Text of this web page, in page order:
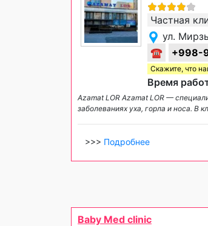
Частная
ул.
☎
+998-
Скажите, что
Время
Azamat LOR Azamat LOR —
заболеваниях уха, горла и носа. В
>>> Подробнее
Baby Med clinic